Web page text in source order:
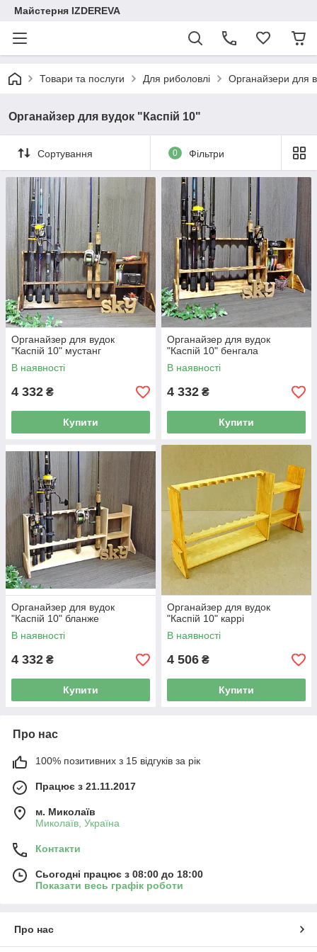
Майстерня IZDEREVA
Товари та послуги Для риболовлі Органайзери для
Органайзер для вудок "Каспій 10"
Сортування 0 Фільтри
Органайзер для вудок
"Каспій 10" мустанг
В наявності
4 332 ₴
Купити
Органайзер для вудок
"Каспій 10" бенгала
В наявності
4 332 ₴
Купити
Органайзер для вудок
"Каспій 10" бланже
В наявності
4 332 ₴
Купити
Органайзер для вудок
"Каспій 10" каррі
В наявності
4 506 ₴
Купити
Про нас
100% позитивних з 15 відгуків за рік
Працює з 21.11.2017
м. Миколаїв
Миколаїв, Україна
Контакти
Сьогодні працює з 08:00 до 18:00
Показати весь графік роботи
Про нас